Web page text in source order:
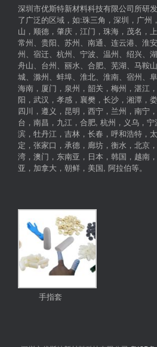
深圳市优斯特新材料科技有限公司所研
了广泛的区域，如:珠三角，深圳，广州
山，顺德，肇庆，江门，珠海，茂名，
常州、贵阳、苏州、南通、连云港、淮
州、宿迁、杭州、宁波、温州、绍兴、
舟山、台州、丽水、合肥、芜湖、马鞍
城、滁州、蚌埠、淮北、淮南、宿州、
海南，厦门，泉州，韶关，梅州，湛江
阳，武汉，孝感，襄樊，长沙，湘潭，
四川，遵义，昆明，西宁，兰州，南宁
台，南昌，九江，合肥, 杭州，义乌，
滨，牡丹江，吉林，长春，呼和浩特，
定，张家口，承德，廊坊，衡水，北京
湾，澳门，东南亚，日本，韩国，越南
亚，加拿大，朝鲜，美国, 阿拉伯等。
手指套